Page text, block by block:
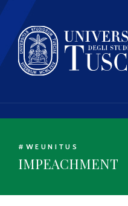
#WEUNITUS
IMPEACHMENT